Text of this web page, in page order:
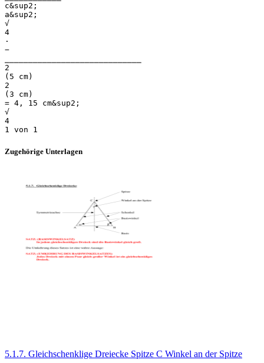
c&sup2;
a&sup2;
√
4
⋅
−
2
(5 cm)
2
(3 cm)
= 4, 15 cm&sup2;
√
4
Zugehörige Unterlagen
5.1.7. Gleichschenklige Dreiecke Spitze C Winkel an der Spitze